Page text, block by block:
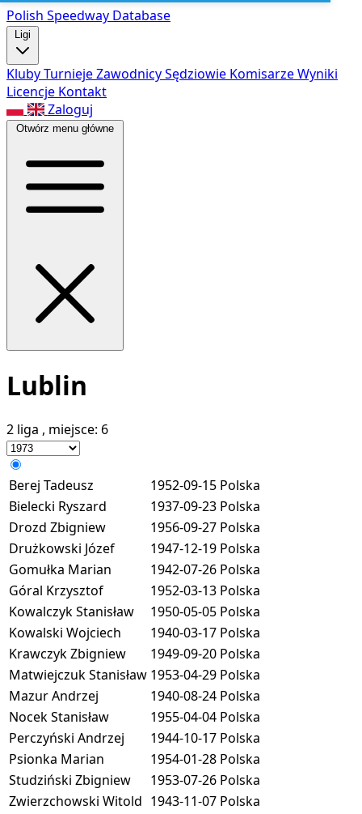
Polish Speedway Database
Ligi
KlubyTurniejeZawodnicySędziowie KomisarzeWyniki
Licencje Kontakt
Zaloguj
Otwórz menu główne
Lublin
2 liga , miejsce: 6
Berej Tadeusz 1952-09-15 Polska
Bielecki Ryszard
1937-09-23 Polska
Drozd Zbigniew
1956-09-27 Polska
Drużkowski Józef
1947-12-19 Polska
Gomułka Marian
1942-07-26 Polska
Góral Krzysztof
1952-03-13 Polska
Kowalczyk Stanisław
1950-05-05 Polska
Kowalski Wojciech
1940-03-17 Polska
Krawczyk Zbigniew
1949-09-20 Polska
Matwiejczuk Stanisław 1953-04-29 Polska
Mazur Andrzej
1940-08-24 Polska
Nocek Stanisław
1955-04-04 Polska
Perczyński Andrzej
1944-10-17 Polska
Psionka Marian
1954-01-28 Polska
Studziński Zbigniew
1953-07-26 Polska
Zwierzchowski Witold 1943-11-07 Polska